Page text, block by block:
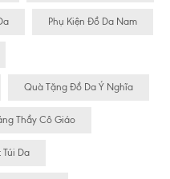
Phụ Kiện Đồ Da Nam
Quà Tặng Đồ Da Ý Nghĩa
Thầy Cô Giáo
Túi Da